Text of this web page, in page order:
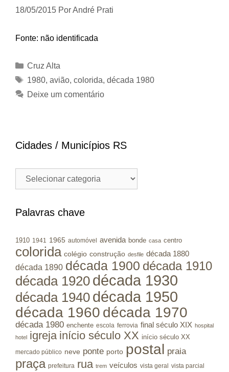
18/05/2015 PorAndré Prati
Fonte: não identificada
Categorias
Cruz Alta
Tags
1980, avião, colorida, década 1980
Deixe um comentário
Cidades / Municípios RS
Municípios
Palavras chave
1910 1941 1965 automóvel avenida bonde casa centro
colorida colégio construção desfile década 1880
década 1890 década 1900 década 1910
década 1920 década 1930
década 1940 década 1950
década 1960 década 1970
década 1980 enchente escola ferrovia final século XIX hospital
hotel
igreja início século XX início século XX
mercado público neve ponte porto postal praia
praça prefeitura rua trem veículos vista geral vista parcial